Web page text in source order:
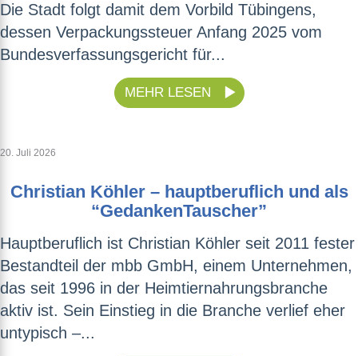
Die Stadt folgt damit dem Vorbild Tübingens,
dessen Verpackungssteuer Anfang 2025 vom
Bundesverfassungsgericht für...
MEHR LESEN
20. Juli 2026
Christian Köhler – hauptberuflich und als
“GedankenTauscher”
Hauptberuflich ist Christian Köhler seit 2011 fester
Bestandteil der mbb GmbH, einem Unternehmen,
das seit 1996 in der Heimtiernahrungsbranche
aktiv ist. Sein Einstieg in die Branche verlief eher
untypisch –...